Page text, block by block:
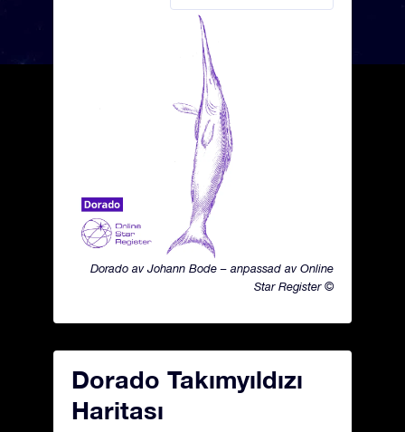
Dorado av Johann Bode – anpassad av Online
Star Register ©
Dorado Takımyıldızı
Haritası